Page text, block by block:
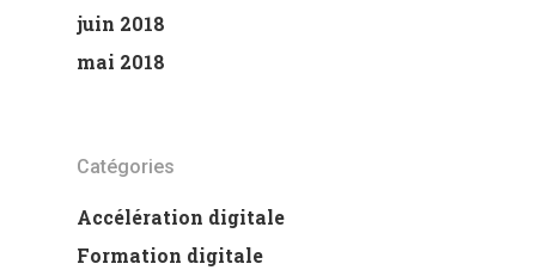
juin 2018
mai 2018
Catégories
Accélération digitale
Formation digitale